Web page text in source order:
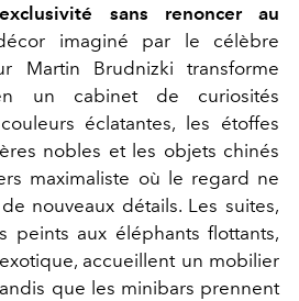
sans renoncer au
imaginé par le célèbre
Martin Brudnizki transforme
un cabinet de curiosités
éclatantes, les étoffes
nobles et les objets chinés
maximaliste où le regard ne
nouveaux détails. Les suites,
peints aux éléphants flottants,
accueillent un mobilier
que les minibars prennent